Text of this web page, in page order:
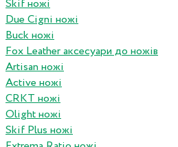
Skif ножі
Due Cigni ножі
Buck ножі
Fox Leather аксесуари до ножів
Artisan ножі
Active ножі
CRKT ножі
Olight ножі
Skif Plus ножі